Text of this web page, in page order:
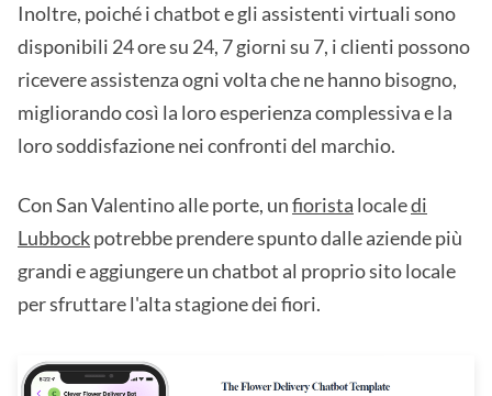
Inoltre, poiché i chatbot e gli assistenti virtuali sono
disponibili 24 ore su 24, 7 giorni su 7, i clienti possono
ricevere assistenza ogni volta che ne hanno bisogno,
migliorando così la loro esperienza complessiva e la
loro soddisfazione nei confronti del marchio.
Con San Valentino alle porte, unfiorista localedi
Lubbockpotrebbe prendere spunto dalle aziende più
grandi e aggiungere un chatbot al proprio sito locale
per sfruttare l'alta stagione dei fiori.